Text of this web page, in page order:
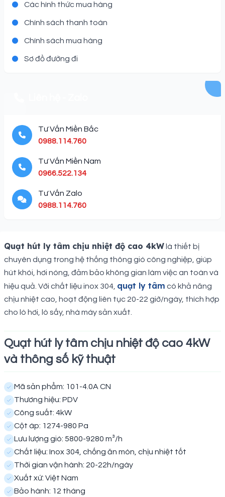
Các hình thức mua hàng
Chính sách thanh toán
Chính sách mua hàng
Sơ đồ đường đi
Tư Vấn Miền Bắc
0988.114.760
Tư Vấn Miền Nam
0966.522.134
Tư Vấn Zalo
0988.114.760
Description
Quạt hút ly tâm chịu nhiệt độ cao 4kW là thiết bị
chuyên dụng trong hệ thống thông gió công nghiệp, giúp
hút khói, hơi nóng, đảm bảo không gian làm việc an toàn và
hiệu quả. Với chất liệu inox 304, quạt ly tâm có khả năng
chịu nhiệt cao, hoạt động liên tục 20-22 giờ/ngày, thích hợp
cho lò hơi, lò sấy, nhà máy sản xuất.
Quạt hút ly tâm chịu nhiệt độ cao 4kW
và thông số kỹ thuật
Mã sản phẩm: 101-4.0A CN
Thương hiệu: PDV
Công suất: 4kW
Cột áp: 1274-980 Pa
Lưu lượng gió: 5800-9280 m³/h
Chất liệu: Inox 304, chống ăn mòn, chịu nhiệt tốt
Thời gian vận hành: 20-22h/ngày
Xuất xứ: Việt Nam
Bảo hành: 12 tháng